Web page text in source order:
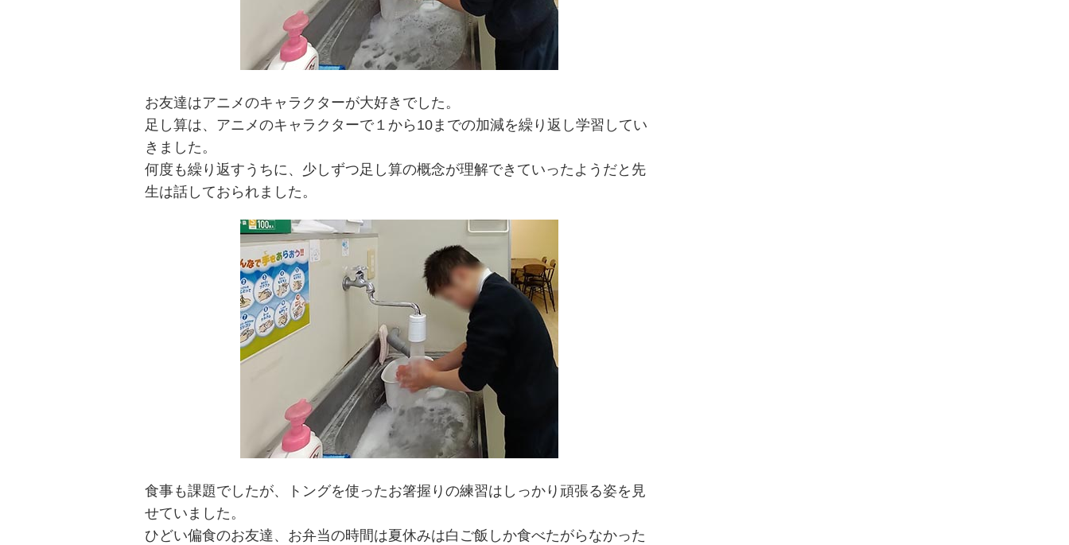
お友達はアニメのキャラクターが大好きでした。
足し算は、アニメのキャラクターで１から10までの加減を繰り返し学習してい
きました。
何度も繰り返すうちに、少しずつ足し算の概念が理解できていったようだと先
生は話しておられました。
食事も課題でしたが、トングを使ったお箸握りの練習はしっかり頑張る姿を見
せていました。
ひどい偏食のお友達、お弁当の時間は夏休みは白ご飯しか食べたがらなかった